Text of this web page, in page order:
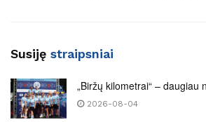
Susiję straipsniai
„Biržų kilometrai“ – daugiau
2026-08-04